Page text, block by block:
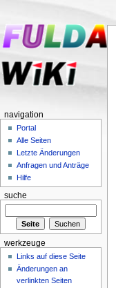
navigation
Portal
Alle Seiten
Letzte Änderungen
Anfragen und Anträge
Hilfe
suche
werkzeuge
Links auf diese Seite
Änderungen an
verlinkten Seiten